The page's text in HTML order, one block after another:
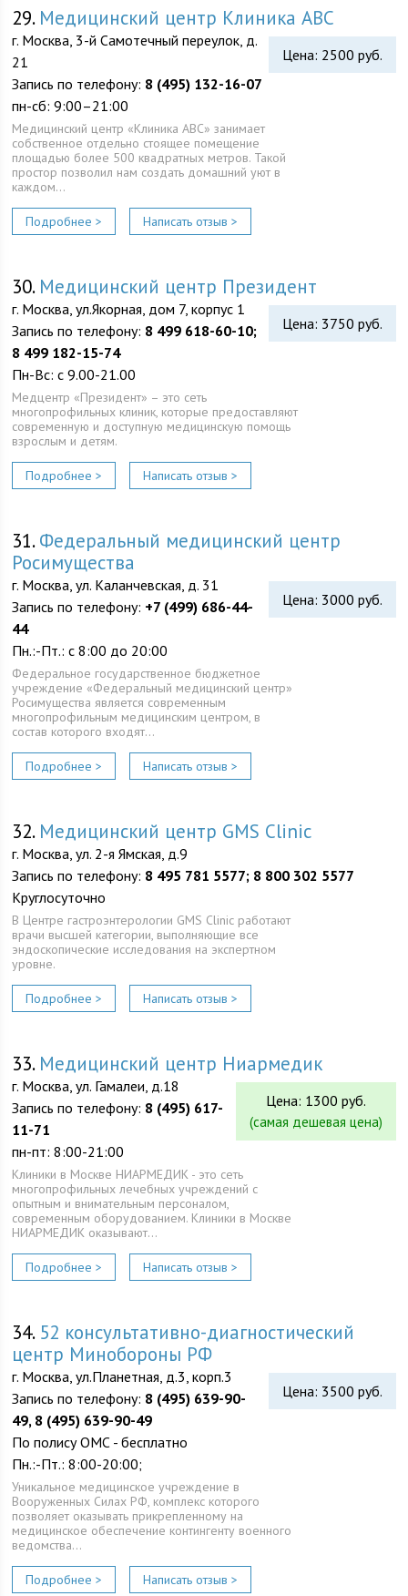
29. Медицинский центр Клиника АВС
Цена: 2500 руб.
г. Москва, 3-й Самотечный переулок, д.
21
Запись по телефону: 8 (495) 132-16-07
пн-сб: 9:00–21:00
Медицинский центр «Клиника АВС» занимает
собственное отдельно стоящее помещение
площадью более 500 квадратных метров. Такой
простор позволил нам создать домашний уют в
каждом…
Подробнее > Написать отзыв >
30. Медицинский центр Президент
Цена: 3750 руб.
г. Москва, ул.Якорная, дом 7, корпус 1
Запись по телефону: 8 499 618-60-10;
8 499 182-15-74
Пн-Вс: с 9.00-21.00
Медцентр «Президент» – это сеть
многопрофильных клиник, которые предоставляют
современную и доступную медицинскую помощь
взрослым и детям.
Подробнее > Написать отзыв >
31.Федеральный медицинский центр
Росимущества
Цена: 3000 руб.
г. Москва, ул. Каланчевская, д. 31
Запись по телефону: +7 (499) 686-44-
44
Пн.:-Пт.: с 8:00 до 20:00
Федеральное государственное бюджетное
учреждение «Федеральный медицинский центр»
Росимущества является современным
многопрофильным медицинским центром, в
состав которого входят…
Подробнее > Написать отзыв >
32. Медицинский центр GMS Clinic
г. Москва, ул. 2-я Ямская, д.9
Запись по телефону: 8 495 781 5577; 8 800 302 5577
Круглосуточно
В Центре гастроэнтерологии GMS Clinic работают
врачи высшей категории, выполняющие все
эндоскопические исследования на экспертном
уровне.
Подробнее > Написать отзыв >
33. Медицинский центр Ниармедик
Цена: 1300 руб.
(самая дешевая цена)
г. Москва, ул. Гамалеи, д.18
Запись по телефону: 8 (495) 617-
11-71
пн-пт: 8:00-21:00
Клиники в Москве НИАРМЕДИК - это сеть
многопрофильных лечебных учреждений с
опытным и внимательным персоналом,
современным оборудованием. Клиники в Москве
НИАРМЕДИК оказывают…
Подробнее > Написать отзыв >
34. 52 консультативно-диагностический
центр Минобороны РФ
Цена: 3500 руб.
г. Москва, ул.Планетная, д.3, корп.3
Запись по телефону: 8 (495) 639-90-
49, 8 (495) 639-90-49
По полису ОМС - бесплатно
Пн.:-Пт.: 8:00-20:00;
Уникальное медицинское учреждение в
Вооруженных Силах РФ, комплекс которого
позволяет оказывать прикрепленному на
медицинское обеспечение контингенту военного
ведомства…
Подробнее > Написать отзыв >